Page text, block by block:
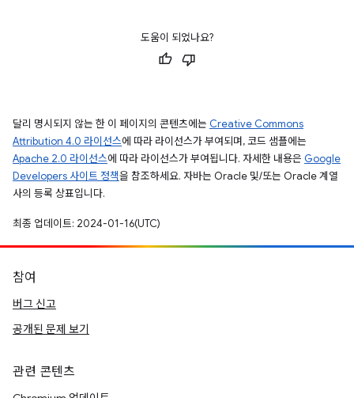
도움이 되었나요?
달리 명시되지 않는 한 이 페이지의 콘텐츠에는 Creative Commons
Attribution 4.0 라이선스에 따라 라이선스가 부여되며, 코드 샘플에는
Apache 2.0 라이선스에 따라 라이선스가 부여됩니다. 자세한 내용은 Google
Developers 사이트 정책을 참조하세요. 자바는 Oracle 및/또는 Oracle 계열
사의 등록 상표입니다.
최종 업데이트: 2024-01-16(UTC)
참여
버그 신고
공개된 문제 보기
관련 콘텐츠